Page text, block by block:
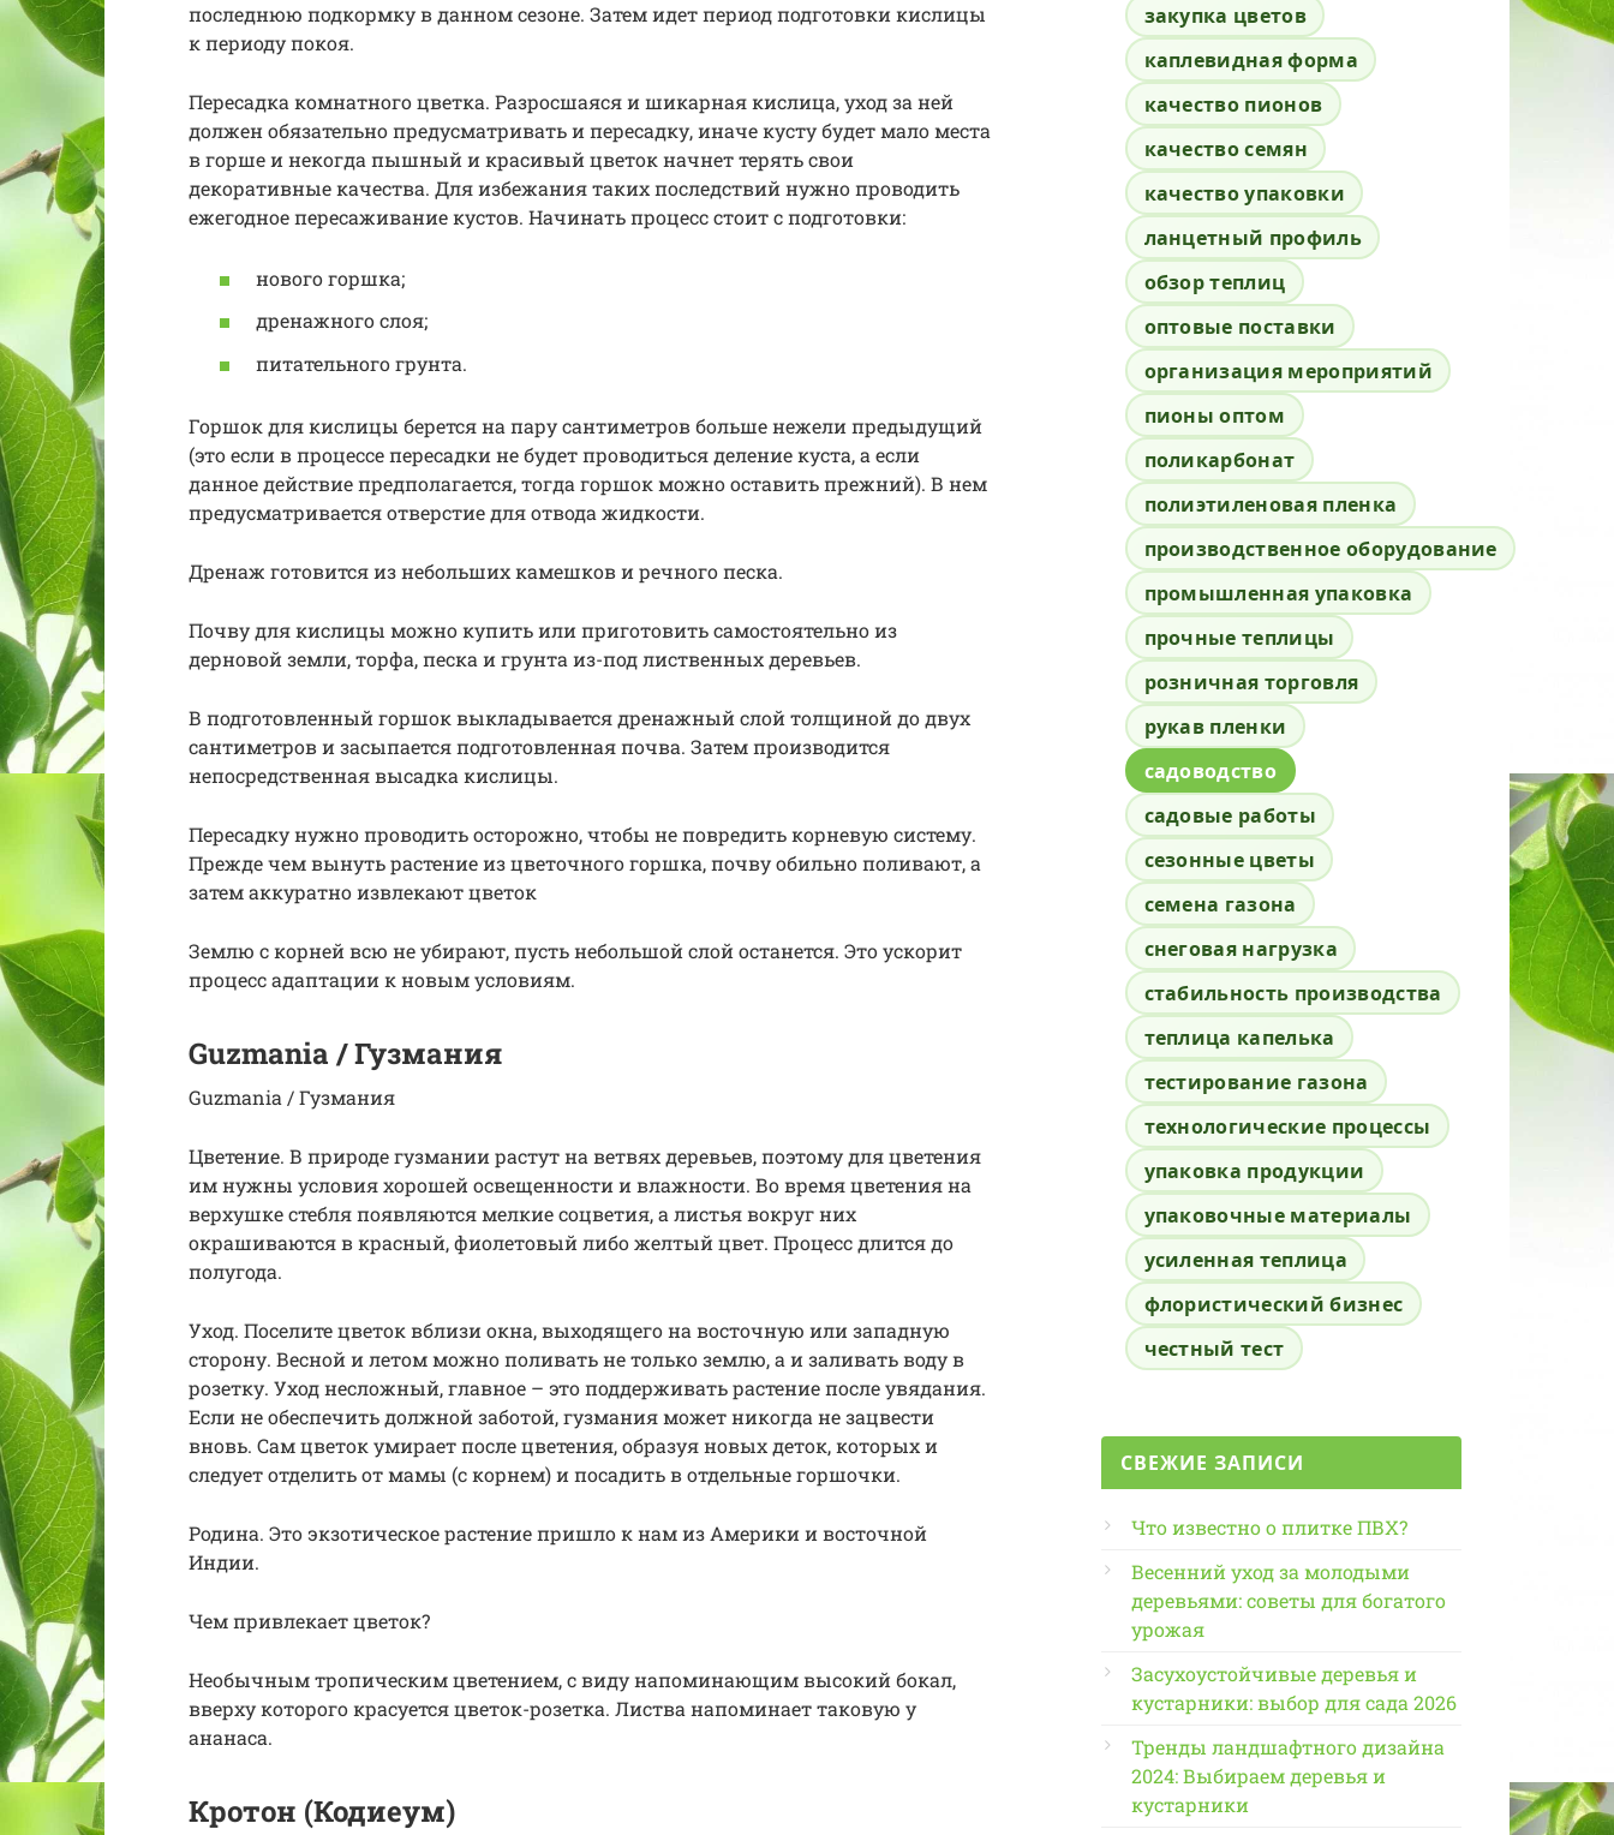
последнюю подкормку в данном сезоне. Затем идет период подготовки кислицы
к периоду покоя.
Пересадка комнатного цветка. Разросшаяся и шикарная кислица, уход за ней
должен обязательно предусматривать и пересадку, иначе кусту будет мало места
в горше и некогда пышный и красивый цветок начнет терять свои
декоративные качества. Для избежания таких последствий нужно проводить
ежегодное пересаживание кустов. Начинать процесс стоит с подготовки:
нового горшка;
дренажного слоя;
питательного грунта.
Горшок для кислицы берется на пару сантиметров больше нежели предыдущий
(это если в процессе пересадки не будет проводиться деление куста, а если
данное действие предполагается, тогда горшок можно оставить прежний). В нем
предусматривается отверстие для отвода жидкости.
Дренаж готовится из небольших камешков и речного песка.
Почву для кислицы можно купить или приготовить самостоятельно из
дерновой земли, торфа, песка и грунта из-под лиственных деревьев.
В подготовленный горшок выкладывается дренажный слой толщиной до двух
сантиметров и засыпается подготовленная почва. Затем производится
непосредственная высадка кислицы.
Пересадку нужно проводить осторожно, чтобы не повредить корневую систему.
Прежде чем вынуть растение из цветочного горшка, почву обильно поливают, а
затем аккуратно извлекают цветок
Землю с корней всю не убирают, пусть небольшой слой останется. Это ускорит
процесс адаптации к новым условиям.
Guzmania / Гузмания
Guzmania / Гузмания
Цветение. В природе гузмании растут на ветвях деревьев, поэтому для цветения
им нужны условия хорошей освещенности и влажности. Во время цветения на
верхушке стебля появляются мелкие соцветия, а листья вокруг них
окрашиваются в красный, фиолетовый либо желтый цвет. Процесс длится до
полугода.
Уход. Поселите цветок вблизи окна, выходящего на восточную или западную
сторону. Весной и летом можно поливать не только землю, а и заливать воду в
розетку. Уход несложный, главное – это поддерживать растение после увядания.
Если не обеспечить должной заботой, гузмания может никогда не зацвести
вновь. Сам цветок умирает после цветения, образуя новых деток, которых и
следует отделить от мамы (с корнем) и посадить в отдельные горшочки.
Родина. Это экзотическое растение пришло к нам из Америки и восточной
Индии.
Чем привлекает цветок?
Необычным тропическим цветением, с виду напоминающим высокий бокал,
вверху которого красуется цветок-розетка. Листва напоминает таковую у
ананаса.
Кротон (Кодиеум)
закупка цветов
каплевидная форма
качество пионов
качество семян
качество упаковки
ланцетный профиль
обзор теплиц
оптовые поставки
организация мероприятий
пионы оптом
поликарбонат
полиэтиленовая пленка
производственное оборудование
промышленная упаковка
прочные теплицы
розничная торговля
рукав пленки
садоводство
садовые работы
сезонные цветы
семена газона
снеговая нагрузка
стабильность производства
теплица капелька
тестирование газона
технологические процессы
упаковка продукции
упаковочные материалы
усиленная теплица
флористический бизнес
честный тест
СВЕЖИЕ ЗАПИСИ
Что известно о плитке ПВХ?
Весенний уход за молодыми
деревьями: советы для богатого
урожая
Засухоустойчивые деревья и
кустарники: выбор для сада 2026
Тренды ландшафтного дизайна
2024: Выбираем деревья и
кустарники